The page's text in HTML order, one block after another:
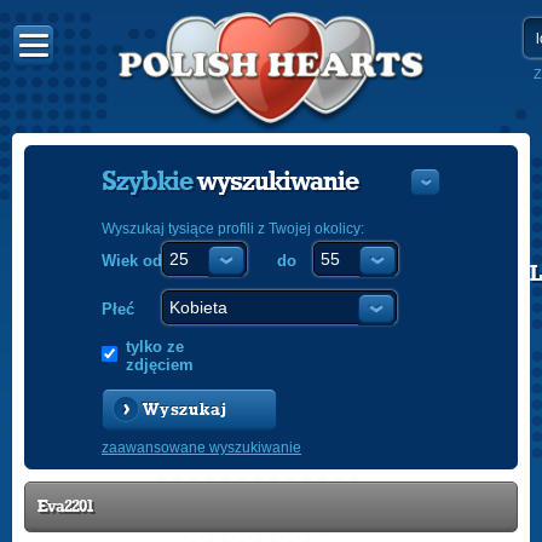
POLISH
Szybkiewyszukiwanie
Wyszukaj tysiące profili z Twojej okolicy:
Wiek od do
Płeć
tylko ze
zdjęciem
Wyszukaj
zaawansowane wyszukiwanie
Eva2201